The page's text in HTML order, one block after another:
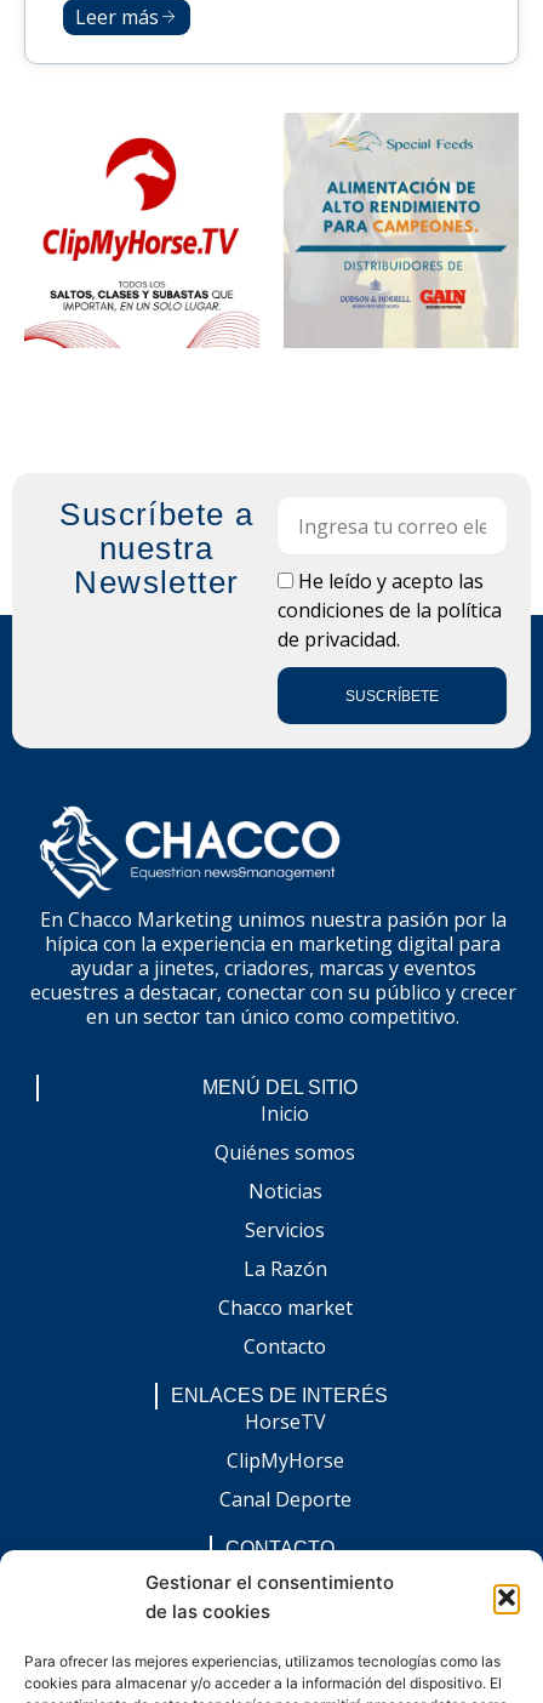
Gestionar el consentimiento
de las cookies
Para ofrecer las mejores experiencias, utilizamos tecnologías como las
cookies para almacenar y/o acceder a la información del dispositivo. El
Leer más
Suscríbete a
nuestra
Newsletter
LOPDHe leído y acepto las
condiciones de la política
de privacidad.
SUSCRÍBETE
En Chacco Marketing unimos nuestra pasión por la
hípica con la experiencia en marketing digital para
ayudar a jinetes, criadores, marcas y eventos
ecuestres a destacar, conectar con su público y crecer
en un sector tan único como competitivo.
MENÚ DEL SITIO
Inicio
Quiénes somos
Noticias
Servicios
La Razón
Chacco market
Contacto
ENLACES DE INTERÉS
HorseTV
ClipMyHorse
Canal Deporte
CONTACTO
comunicacion@chaccoinfo.com
Presentes en todo el ámbito nacional
F
a
I
n
L
i
E
n
W
h